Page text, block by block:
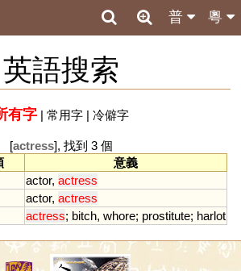
粵
普
英語搜索
有字| 常用字| 冷僻字
[actress], 找到 3 個
意義
actor, actress
actor, actress
actress; bitch, whore; prostitute; harlot